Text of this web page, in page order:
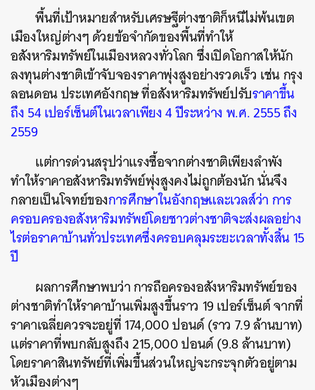
พื้นที่เป้าหมายสำหรับเศรษฐีต่างชาติก็หนีไม่พ้นเขต
เมืองใหญ่ต่างๆ ด้วยข้อจำกัดของพื้นที่ทำให้
อสังหาริมทรัพย์ในเมืองหลวงทั่วโลก ซึ่งเปิดโอกาสให้นัก
ลงทุนต่างชาติเข้าจับจองราคาพุ่งสูงอย่างรวดเร็ว เช่น กรุง
ลอนดอน ประเทศอังกฤษ ที่อสังหาริมทรัพย์ปรับราคาขึ้น
ถึง 54 เปอร์เซ็นต์ในเวลาเพียง 4 ปีระหว่าง พ.ศ. 2555 ถึง
2559
แต่การด่วนสรุปว่าแรงซื้อจากต่างชาติเพียงลำพัง
ทำให้ราคาอสังหาริมทรัพย์พุ่งสูงคงไม่ถูกต้องนัก นั่นจึง
กลายเป็นโจทย์ของการศึกษาในอังกฤษและเวลส์ว่า การ
ครอบครองอสังหาริมทรัพย์โดยชาวต่างชาติจะส่งผลอย่าง
ไรต่อราคาบ้านทั่วประเทศซึ่งครอบคลุมระยะเวลาทั้งสิ้น 15
ปี
ผลการศึกษาพบว่า การถือครองอสังหาริมทรัพย์ของ
ต่างชาติทำให้ราคาบ้านเพิ่มสูงขึ้นราว 19 เปอร์เซ็นต์ จากที่
ราคาเฉลี่ยควรจะอยู่ที่ 174,000 ปอนด์ (ราว 7.9 ล้านบาท)
แต่ราคาที่พบกลับสูงถึง 215,000 ปอนด์ (9.8 ล้านบาท)
โดยราคาสินทรัพย์ที่เพิ่มขึ้นส่วนใหญ่จะกระจุกตัวอยู่ตาม
หัวเมืองต่างๆ